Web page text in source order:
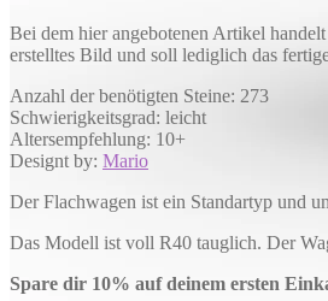
Brückenelement
als
Menge
Bei dem hier angebotenen Artikel
erstelltes Bild und soll lediglich das
Anzahl der benötigten Steine: 273
Schwierigkeitsgrad: leicht
Altersempfehlung: 10+
Designt by: Mario
Der Flachwagen ist ein Standartyp und
Das Modell ist voll R40 tauglich. Der
Spare dir 10% auf deinem ersten